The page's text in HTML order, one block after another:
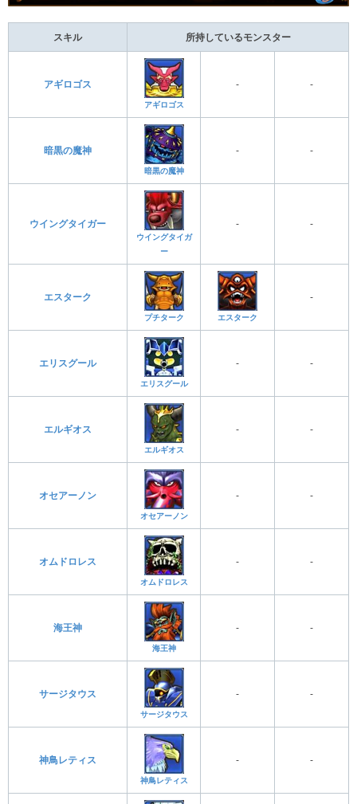
スキル 所持しているモンスター
アギロゴス
アギロゴス
- -
暗黒の魔神
暗黒の魔神
- -
ウイングタイガー
ウイングタイガ
ー
- -
エスターク
プチターク エスターク
-
エリスグール
エリスグール
- -
エルギオス
エルギオス
- -
オセアーノン
オセアーノン
- -
オムドロレス
オムドロレス
- -
海王神
海王神
- -
サージタウス
サージタウス
- -
神鳥レティス
神鳥レティス
- -